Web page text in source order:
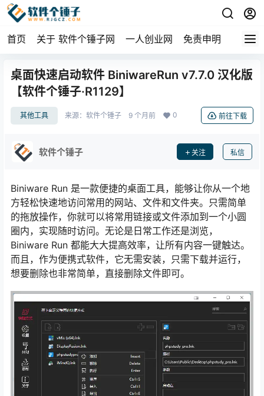
首页 关于 软件个锤子网 一人创业网 免责申明
桌面快速启动软件 BiniwareRun v7.7.0 汉化版
【软件个锤子·R1129】
其他工具 来源： 软件个锤子 9 个月前 0 前往下载
软件个锤子 关注 私信
Biniware Run 是一款便捷的桌面工具，能够让你从一个地
方轻松快速地访问常用的网站、文件和文件夹。只需简单
的拖放操作，你就可以将常用链接或文件添加到一个小圆
圈内，实现随时访问。无论是日常工作还是浏览，
Biniware Run 都能大大提高效率，让所有内容一键触达。
而且，作为便携式软件，它无需安装，只需下载并运行，
想要删除也非常简单，直接删除文件即可。